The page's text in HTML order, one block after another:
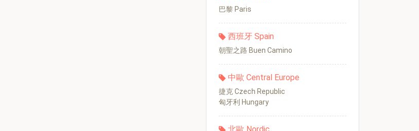
巴黎 Paris
西班牙 Spain
朝聖之路 Buen Camino
中歐 Central Europe
捷克 Czech Republic
匈牙利 Hungary